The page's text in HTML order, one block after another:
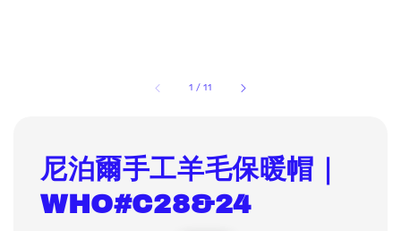
1 /11
尼泊爾手工羊毛保暖帽｜
WHO#C28&24